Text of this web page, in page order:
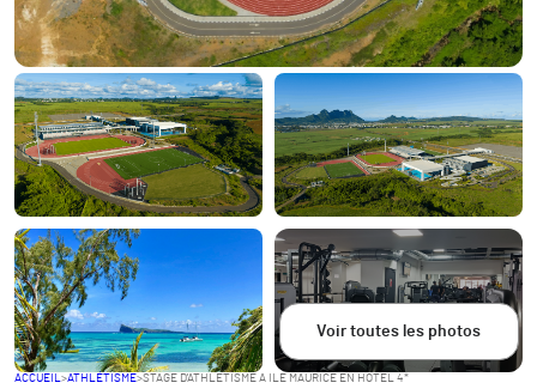
Voir toutes les photos
ACCUEIL>ATHLÉTISME>STAGE D'ATHLETISME A ILE MAURICE EN HOTEL 4*